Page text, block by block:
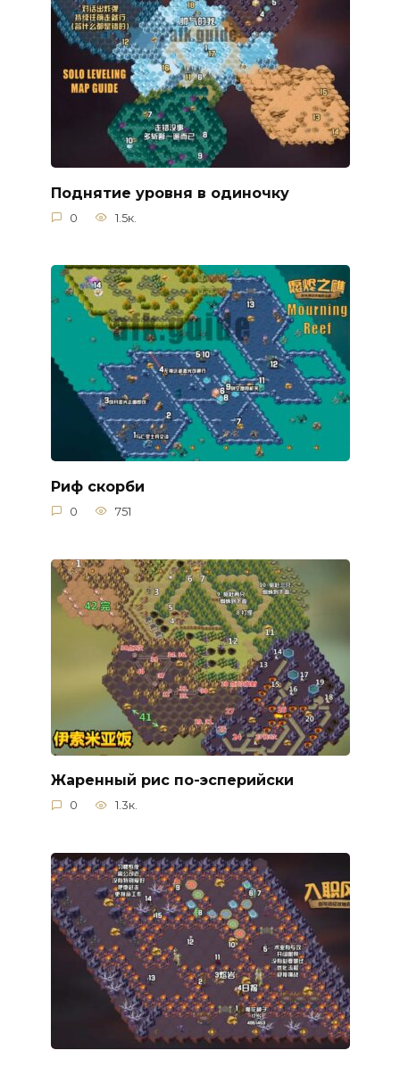
Поднятие уровня в одиночку
0 1.5к.
Риф скорби
0 751
Жаренный рис по-эсперийски
0 1.3к.